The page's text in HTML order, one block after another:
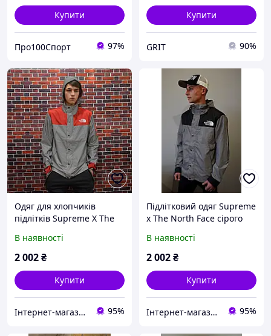
Купити
Про100Спорт 97%
Купити
GRIT 90%
Одяг для хлопчиків
підлітків Supreme X The
куртка для хлопчика-
підлітка сіра.
В наявності
2 002₴
Купити
Інтернет-магазин "Dianora-Style" 95%
Підлітковий одяг Supreme
x The North Face сірого
для підлітків.
В наявності
2 002₴
Купити
Інтернет-магазин "Dianora-Style" 95%